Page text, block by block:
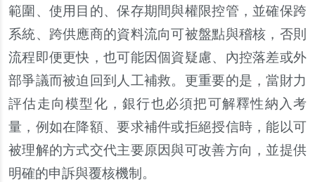
範圍、使用目的、保存期間與權限控管，並確保跨
系統、跨供應商的資料流向可被盤點與稽核，否則
流程即便更快，也可能因個資疑慮、內控落差或外
部爭議而被迫回到人工補救。更重要的是，當財力
評估走向模型化，銀行也必須把可解釋性納入考
量，例如在降額、要求補件或拒絕授信時，能以可
被理解的方式交代主要原因與可改善方向，並提供
明確的申訴與覆核機制。